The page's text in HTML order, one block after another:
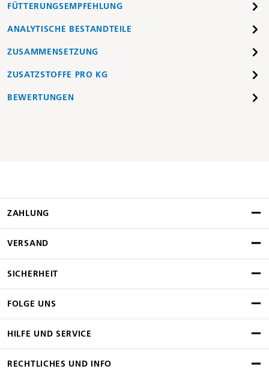
FÜTTERUNGSEMPFEHLUNG
ANALYTISCHE BESTANDTEILE
ZUSAMMENSETZUNG
ZUSATZSTOFFE PRO KG
BEWERTUNGEN
ZAHLUNG
VERSAND
SICHERHEIT
FOLGE UNS
HILFE UND SERVICE
RECHTLICHES UND INFO